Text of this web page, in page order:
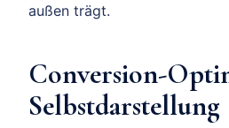
außen trägt.
Conversion-
Selbstdarstellung